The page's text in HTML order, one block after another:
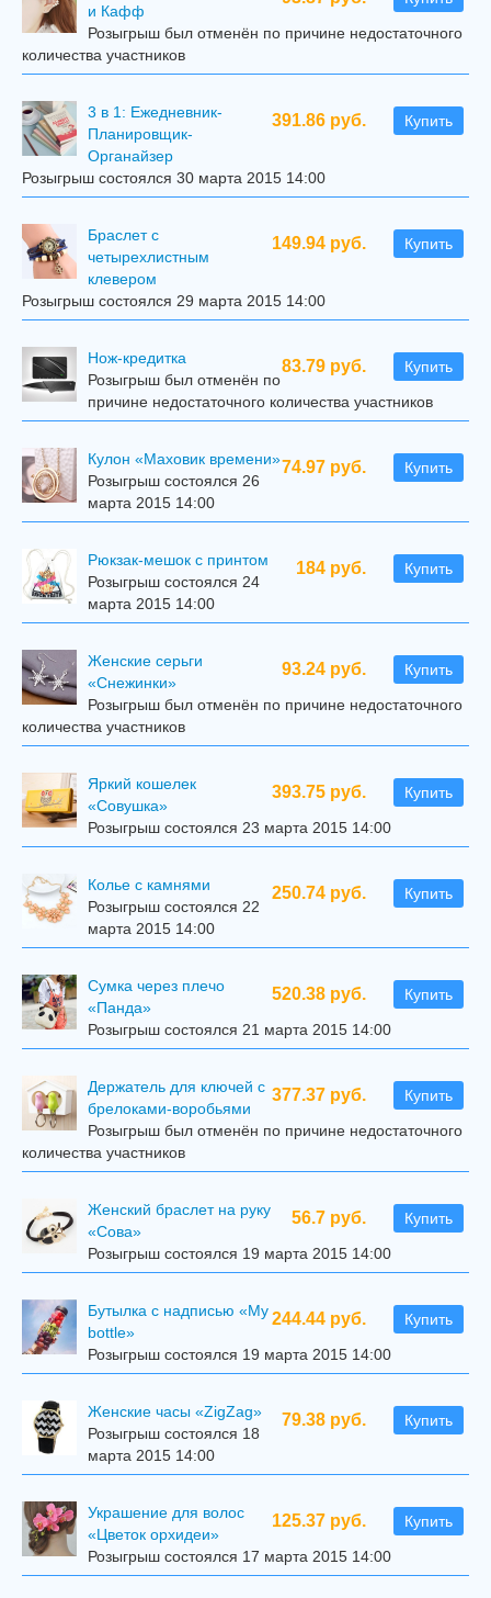
и Кафф
Розыгрыш был отменён по причине недостаточного
количества участников
391.86 руб. Купить
3 в 1: Ежедневник-
Планировщик-
Органайзер
Розыгрыш состоялся 30 марта 2015 14:00
149.94 руб. Купить
Браслет с
четырехлистным
клевером
Розыгрыш состоялся 29 марта 2015 14:00
83.79 руб. Купить
Нож-кредитка
Розыгрыш был отменён по
причине недостаточного количества участников
74.97 руб. Купить
Кулон «Маховик времени»
Розыгрыш состоялся 26
марта 2015 14:00
184 руб. Купить
Рюкзак-мешок с принтом
Розыгрыш состоялся 24
марта 2015 14:00
93.24 руб. Купить
Женские серьги
«Снежинки»
Розыгрыш был отменён по причине недостаточного
количества участников
393.75 руб. Купить
Яркий кошелек
«Совушка»
Розыгрыш состоялся 23 марта 2015 14:00
250.74 руб. Купить
Колье с камнями
Розыгрыш состоялся 22
марта 2015 14:00
520.38 руб. Купить
Сумка через плечо
«Панда»
Розыгрыш состоялся 21 марта 2015 14:00
377.37 руб. Купить
Держатель для ключей с
брелоками-воробьями
Розыгрыш был отменён по причине недостаточного
количества участников
56.7 руб. Купить
Женский браслет на руку
«Сова»
Розыгрыш состоялся 19 марта 2015 14:00
244.44 руб. Купить
Бутылка с надписью «My
bottle»
Розыгрыш состоялся 19 марта 2015 14:00
79.38 руб. Купить
Женские часы «ZigZag»
Розыгрыш состоялся 18
марта 2015 14:00
125.37 руб. Купить
Украшение для волос
«Цветок орхидеи»
Розыгрыш состоялся 17 марта 2015 14:00